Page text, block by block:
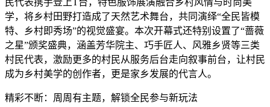
民代表携手登上T台，特色服饰展演融合乡村风情与时尚美
学，将乡村田野打造成了天然艺术舞台，共同演绎“全民皆模
特、乡村即秀场”的视觉盛宴。本次开幕式还特别设置了“蔷薇
之星”颁奖盛典，涵盖芳华院主、巧手匠人、风雅乡贤等三类
村民代表，激励更多的村民从服务后台走向叙事前台，让村民
成为乡村美学的创作者，更是家乡发展的代言人。
精彩不断：周周有主题，解锁全民参与新玩法